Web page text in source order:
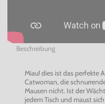
Beschreibung
Miau! dies ist das perfekte
Catwoman, die
Mausen nicht. Ist der
jedem Tisch und maust